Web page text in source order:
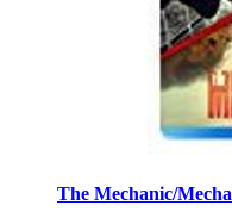
The Mechanic/